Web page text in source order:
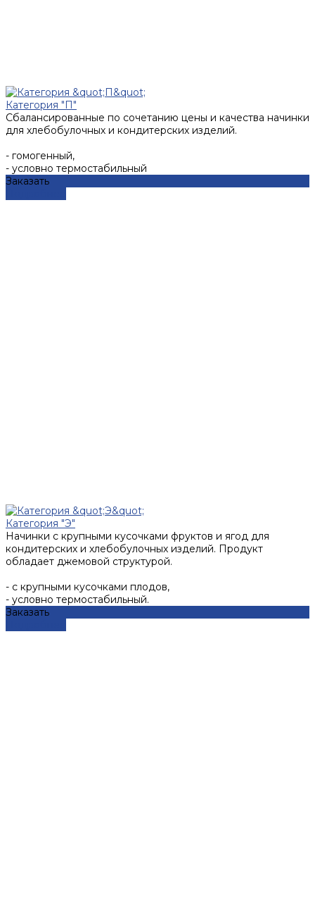
Категория "П"
Сбалансированные по сочетанию цены и качества начинки
для хлебобулочных и кондитерских изделий.
- гомогенный,
- условно термостабильный
Заказать
Категория "Э"
Начинки с крупными кусочками фруктов и ягод для
кондитерских и хлебобулочных изделий. Продукт
обладает джемовой структурой.
- с крупными кусочками плодов,
- условно термостабильный.
Заказать